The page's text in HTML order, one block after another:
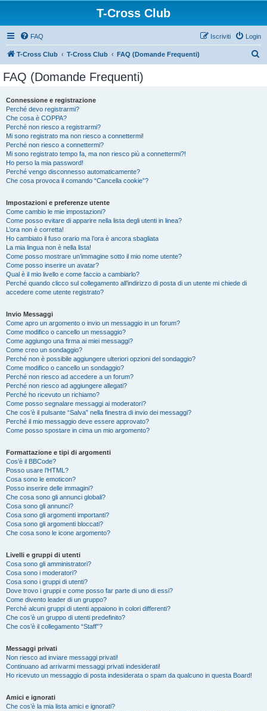
T-Cross Club
FAQ Login
Iscriviti
T-Cross Club T-Cross Club FAQ (Domande Frequenti)
FAQ (Domande Frequenti)
Connessione e registrazione
Perché devo registrarmi?
Che cosa è COPPA?
Perché non riesco a registrarmi?
Mi sono registrato ma non riesco a connettermi!
Perché non riesco a connettermi?
Mi sono registrato tempo fa, ma non riesco più a connettermi?!
Ho perso la mia password!
Perché vengo disconnesso automaticamente?
Che cosa provoca il comando “Cancella cookie”?
Impostazioni e preferenze utente
Come cambio le mie impostazioni?
Come posso evitare di apparire nella lista degli utenti in linea?
L’ora non è corretta!
Ho cambiato il fuso orario ma l’ora è ancora sbagliata
La mia lingua non è nella lista!
Come posso mostrare un’immagine sotto il mio nome utente?
Come posso inserire un avatar?
Qual è il mio livello e come faccio a cambiarlo?
Perché quando clicco sul collegamento all’indirizzo di posta di un utente mi chiede di
accedere come utente registrato?
Invio Messaggi
Come apro un argomento o invio un messaggio in un forum?
Come modifico o cancello un messaggio?
Come aggiungo una firma ai miei messaggi?
Come creo un sondaggio?
Perché non è possibile aggiungere ulteriori opzioni del sondaggio?
Come modifico o cancello un sondaggio?
Perché non riesco ad accedere a un forum?
Perché non riesco ad aggiungere allegati?
Perché ho ricevuto un richiamo?
Come posso segnalare messaggi ai moderatori?
Che cos’è il pulsante “Salva” nella finestra di invio dei messaggi?
Perché il mio messaggio deve essere approvato?
Come posso spostare in cima un mio argomento?
Formattazione e tipi di argomenti
Cos’è il BBCode?
Posso usare l’HTML?
Cosa sono le emoticon?
Posso inserire delle immagini?
Che cosa sono gli annunci globali?
Cosa sono gli annunci?
Cosa sono gli argomenti importanti?
Cosa sono gli argomenti bloccati?
Che cosa sono le icone argomento?
Livelli e gruppi di utenti
Cosa sono gli amministratori?
Cosa sono i moderatori?
Cosa sono i gruppi di utenti?
Dove trovo i gruppi e come posso far parte di uno di essi?
Come divento leader di un gruppo?
Perché alcuni gruppi di utenti appaiono in colori differenti?
Che cos’è un gruppo di utenti predefinito?
Che cos’è il collegamento “Staff”?
Messaggi privati
Non riesco ad inviare messaggi privati!
Continuano ad arrivarmi messaggi privati indesiderati!
Ho ricevuto un messaggio di posta indesiderata o spam da qualcuno in questa Board!
Amici e ignorati
Che cos’è la mia lista amici e ignorati?